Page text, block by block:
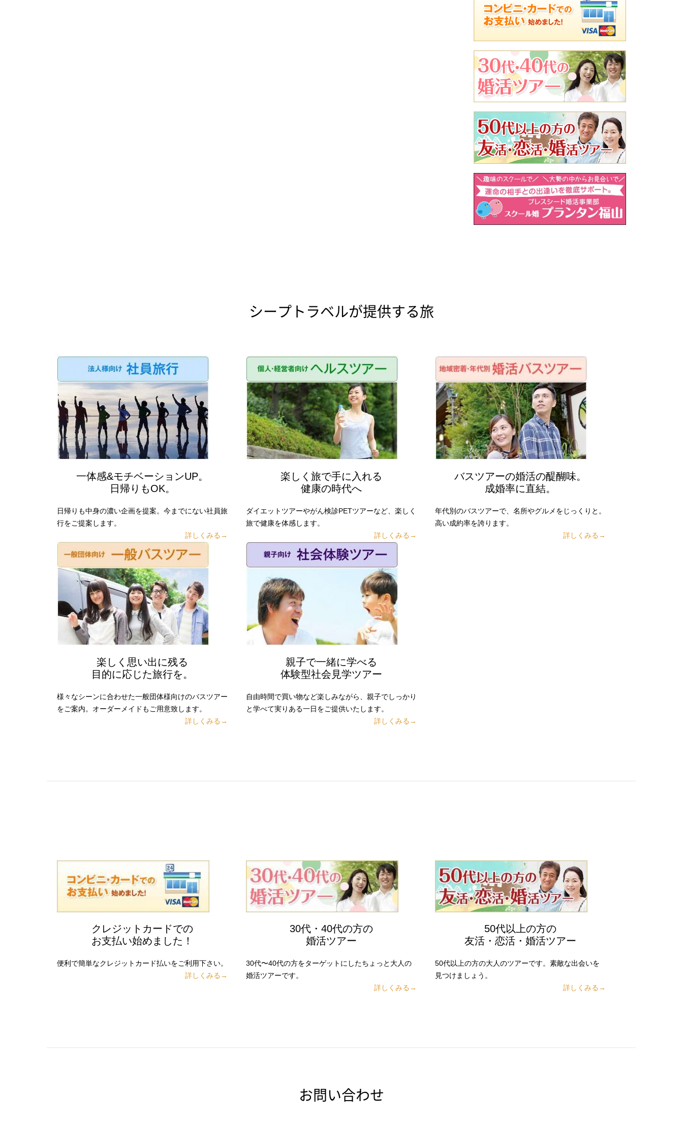
シープトラベルが提供する旅
一体感&モチベーションUP。
日帰りもOK。
日帰りも中身の濃い企画を提案。今までにない社員旅
行をご提案します。
詳しくみる→
楽しく旅で手に入れる
健康の時代へ
ダイエットツアーやがん検診PETツアーなど、楽しく
旅で健康を体感します。
詳しくみる→
バスツアーの婚活の醍醐味。
成婚率に直結。
年代別のバスツアーで、名所やグルメをじっくりと。
高い成約率を誇ります。
詳しくみる→
楽しく思い出に残る
目的に応じた旅行を。
様々なシーンに合わせた一般団体様向けのバスツアー
をご案内。オーダーメイドもご用意致します。
詳しくみる→
親子で一緒に学べる
体験型社会見学ツアー
自由時間で買い物など楽しみながら、親子でしっかり
と学べて実りある一日をご提供いたします。
詳しくみる→
クレジットカードでの
お支払い始めました！
便利で簡単なクレジットカード払いをご利用下さい。
詳しくみる→
30代・40代の方の
婚活ツアー
30代〜40代の方をターゲットにしたちょっと大人の
婚活ツアーです。
詳しくみる→
50代以上の方の
友活・恋活・婚活ツアー
50代以上の方の大人のツアーです。素敵な出会いを
見つけましょう。
詳しくみる→
お問い合わせ